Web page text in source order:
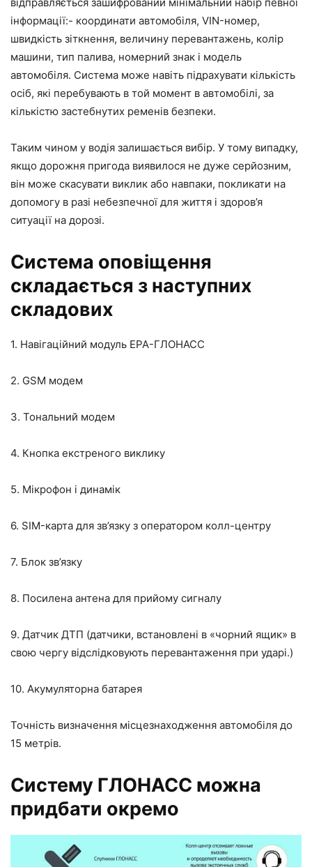
інформації:- координати автомобіля, VIN-номер,
швидкість зіткнення, величину перевантажень, колір
машини, тип палива, номерний знак і модель
автомобіля. Система може навіть підрахувати кількість
осіб, які перебувають в той момент в автомобілі, за
кількістю застебнутих ременів безпеки.
Таким чином у водія залишається вибір. У тому випадку,
якщо дорожня пригода виявилося не дуже серйозним,
він може скасувати виклик або навпаки, покликати на
допомогу в разі небезпечної для життя і здоров’я
ситуації на дорозі.
Система оповіщення
складається з наступних
складових
1. Навігаційний модуль ЕРА-ГЛОНАСС
2. GSM модем
3. Тональний модем
4. Кнопка екстреного виклику
5. Мікрофон і динамік
6. SIM-карта для зв’язку з оператором колл-центру
7. Блок зв’язку
8. Посилена антена для прийому сигналу
9. Датчик ДТП (датчики, встановлені в «чорний ящик» в
свою чергу відслідковують перевантаження при ударі.)
10. Акумуляторна батарея
Точність визначення місцезнаходження автомобіля до
15 метрів.
Систему ГЛОНАСС можна
придбати окремо